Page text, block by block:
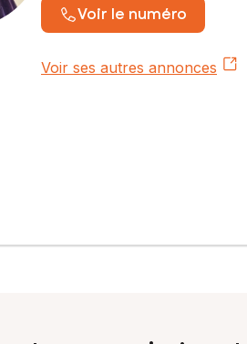
Voir le numéro
Voir ses autres annonces